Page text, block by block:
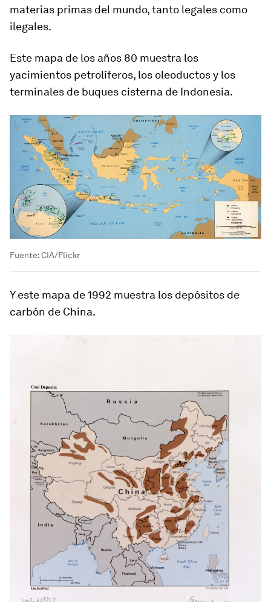
materias primas del mundo, tanto legales como
ilegales.
Este mapa de los años 80 muestra los
yacimientos petrolíferos, los oleoductos y los
terminales de buques cisterna de Indonesia.
Fuente: CIA/Flickr
Y este mapa de 1992 muestra los depósitos de
carbón de China.